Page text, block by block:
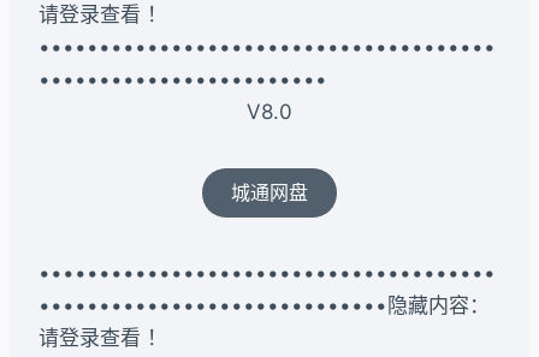
请登录查看 ！
••••••••••••••••••••••••••••••••••••••
••••••••••••••••••••••••
V8.0
城通网盘
••••••••••••••••••••••••••••••••••••••
•••••••••••••••••••••••••••••隐藏内容：
请登录查看 ！